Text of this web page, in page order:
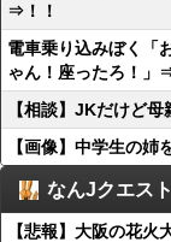
⇒！！
電車乗り込みぼく「
ゃん！座ったろ！」
【相談】JKだけど
【画像】中学生の姉
なんJクエスト
【悲報】大阪の花